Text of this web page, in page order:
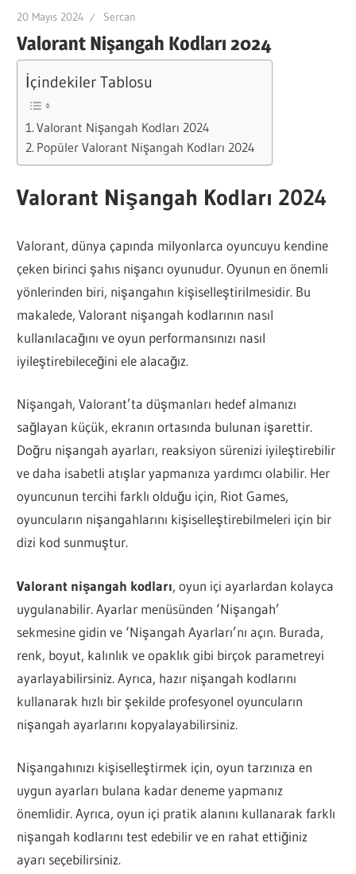
20 Mayıs 2024 Sercan
Valorant Nişangah Kodları 2024
İçindekiler Tablosu
Valorant Nişangah Kodları 2024
Popüler Valorant Nişangah Kodları 2024
Valorant Nişangah Kodları 2024
Valorant, dünya çapında milyonlarca oyuncuyu kendine
çeken birinci şahıs nişancı oyunudur. Oyunun en önemli
yönlerinden biri, nişangahın kişiselleştirilmesidir. Bu
makalede, Valorant nişangah kodlarının nasıl
kullanılacağını ve oyun performansınızı nasıl
iyileştirebileceğini ele alacağız.
Nişangah, Valorant’ta düşmanları hedef almanızı
sağlayan küçük, ekranın ortasında bulunan işarettir.
Doğru nişangah ayarları, reaksiyon sürenizi iyileştirebilir
ve daha isabetli atışlar yapmanıza yardımcı olabilir. Her
oyuncunun tercihi farklı olduğu için, Riot Games,
oyuncuların nişangahlarını kişiselleştirebilmeleri için bir
dizi kod sunmuştur.
Valorant nişangah kodları, oyun içi ayarlardan kolayca
uygulanabilir. Ayarlar menüsünden ‘Nişangah’
sekmesine gidin ve ‘Nişangah Ayarları’nı açın. Burada,
renk, boyut, kalınlık ve opaklık gibi birçok parametreyi
ayarlayabilirsiniz. Ayrıca, hazır nişangah kodlarını
kullanarak hızlı bir şekilde profesyonel oyuncuların
nişangah ayarlarını kopyalayabilirsiniz.
Nişangahınızı kişiselleştirmek için, oyun tarzınıza en
uygun ayarları bulana kadar deneme yapmanız
önemlidir. Ayrıca, oyun içi pratik alanını kullanarak farklı
nişangah kodlarını test edebilir ve en rahat ettiğiniz
ayarı seçebilirsiniz.